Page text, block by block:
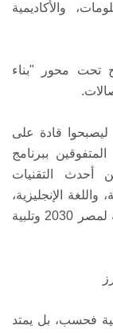
والأكاديمية
تحت محور "بناء
قادة على
ببرنامج
أحدث التقنيات
واللغة الإنجليزية،
لتخريج كوادر قادرة على تنفيذ الرؤية الرقمية لمصر 2030 وتلبية
فحسب، بل يمتد